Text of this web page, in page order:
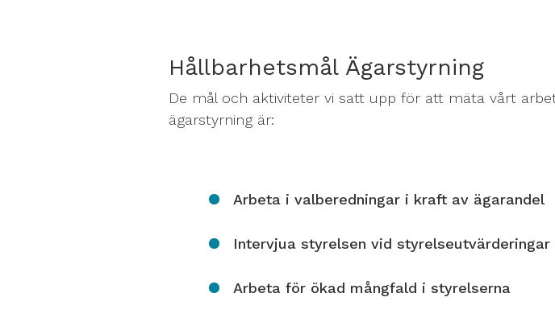
Hållbarhetsmål Ägarstyrning
De mål och aktiviteter vi satt upp för att mäta vårt
ägarstyrning är:
Arbeta i valberedningar i kraft av ägarandel
Intervjua styrelsen vid styrelseutvärderingar
Arbeta för ökad mångfald i styrelserna